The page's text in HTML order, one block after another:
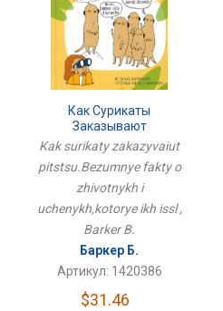
Как Сурикаты
Заказывают
Пиццу.Безумные Факты
О Животных И
Ученых,которые Их Иссл
Kak surikaty zakazyvaiut
pitstsu.Bezumnye fakty o
zhivotnykh i
uchenykh,kotorye ikh issl ,
Barker B.
Баркер Б.
Артикул: 1420386
$31.46